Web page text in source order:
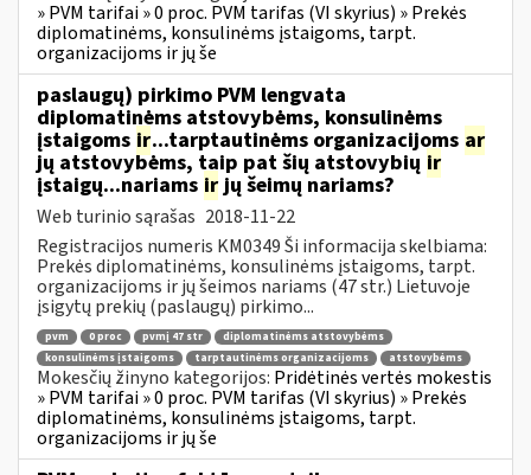
» PVM tarifai » 0 proc. PVM tarifas (VI skyrius) » Prekės
diplomatinėms, konsulinėms įstaigoms, tarpt.
organizacijoms ir jų še
paslaugų) pirkimo PVM lengvata
diplomatinėms atstovybėms, konsulinėms
įstaigoms ir...tarptautinėms organizacijoms ar
jų atstovybėms, taip pat šių atstovybių ir
įstaigų...nariams irjų šeimų nariams?
Web turinio sąrašas 2018-11-22
Registracijos numeris KM0349 Ši informacija skelbiama:
Prekės diplomatinėms, konsulinėms įstaigoms, tarpt.
organizacijoms ir jų šeimos nariams (47 str.) Lietuvoje
įsigytų prekių (paslaugų) pirkimo...
pvm 0 proc pvmį 47 str
diplomatinėms atstovybėms
konsulinėms įstaigoms
tarptautinėms organizacijoms atstovybėms
Mokesčių žinyno kategorijos: Pridėtinės vertės mokestis
» PVM tarifai » 0 proc. PVM tarifas (VI skyrius) » Prekės
diplomatinėms, konsulinėms įstaigoms, tarpt.
organizacijoms ir jų še